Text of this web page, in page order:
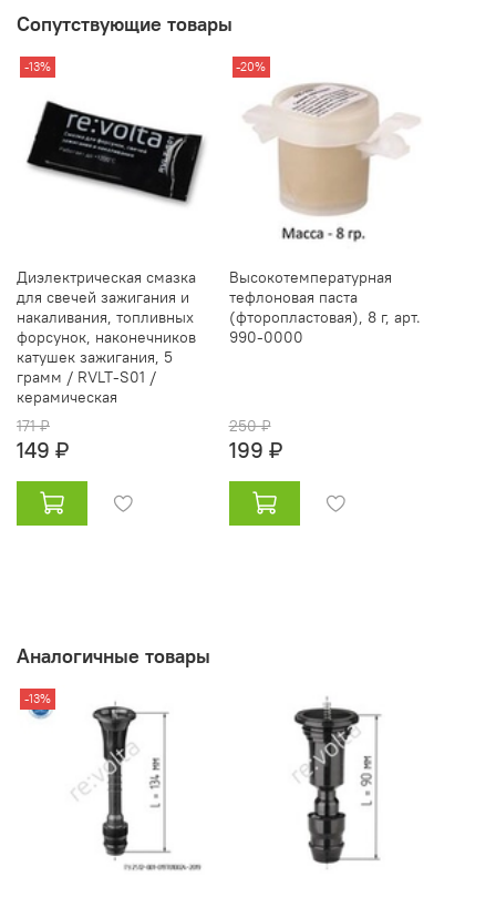
Сопутствующие товары
-13%
Диэлектрическая смазка
для свечей зажигания и
накаливания, топливных
форсунок, наконечников
катушек зажигания, 5
грамм / RVLT-S01 /
керамическая
171 ₽
149 ₽
-20%
Высокотемпературная
тефлоновая паста
(фторопластовая), 8 г, арт.
990-0000
250 ₽
199 ₽
Аналогичные товары
-13%